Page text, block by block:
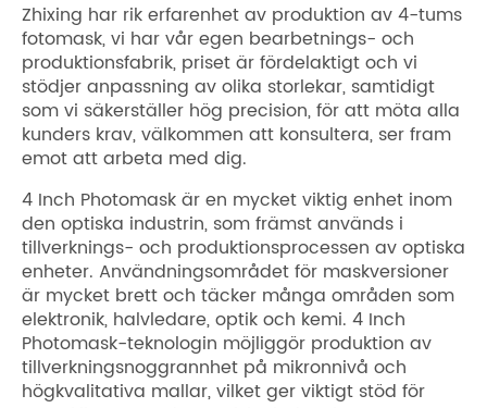
Zhixing har rik erfarenhet av produktion av 4-tums
fotomask, vi har vår egen bearbetnings- och
produktionsfabrik, priset är fördelaktigt och vi
stödjer anpassning av olika storlekar, samtidigt
som vi säkerställer hög precision, för att möta alla
kunders krav, välkommen att konsultera, ser fram
emot att arbeta med dig.
4 Inch Photomask är en mycket viktig enhet inom
den optiska industrin, som främst används i
tillverknings- och produktionsprocessen av optiska
enheter. Användningsområdet för maskversioner
är mycket brett och täcker många områden som
elektronik, halvledare, optik och kemi. 4 Inch
Photomask-teknologin möjliggör produktion av
tillverkningsnoggrannhet på mikronnivå och
högkvalitativa mallar, vilket ger viktigt stöd för